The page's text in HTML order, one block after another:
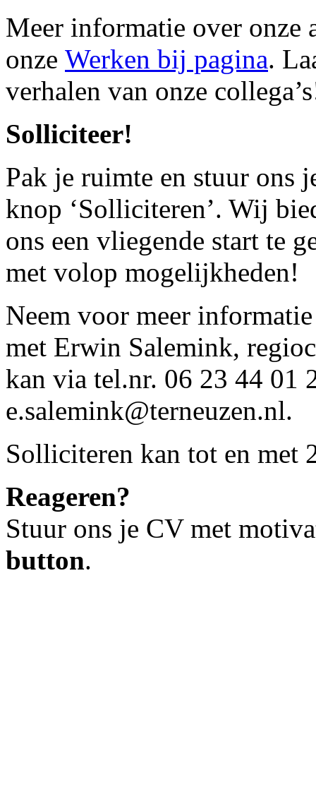
Meer informatie over onze
onze Werken bij pagina.
verhalen van onze
Solliciteer!
Pak je ruimte en stuur ons
knop ‘Solliciteren’. Wij
ons een vliegende start te
met volop mogelijkheden!
Neem voor meer
met Erwin Salemink,
kan via tel.nr. 06 23 44 01
e.salemink@terneuzen.nl.
Solliciteren kan tot en met
Reageren?
Stuur ons je CV met
button.